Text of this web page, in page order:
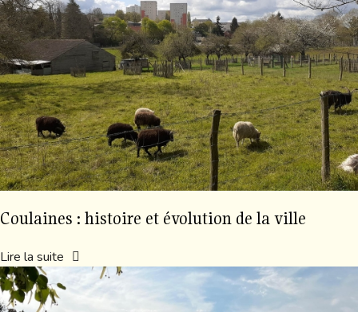
Coulaines : histoire et évolution de la ville
Lire la suite